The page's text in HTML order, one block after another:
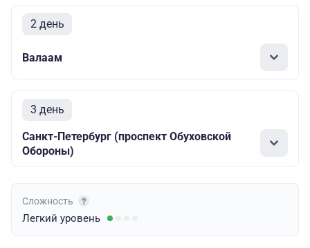
2 день
Валаам
3 день
Санкт-Петербург (проспект Обуховской
Обороны)
Сложность
Легкий уровень